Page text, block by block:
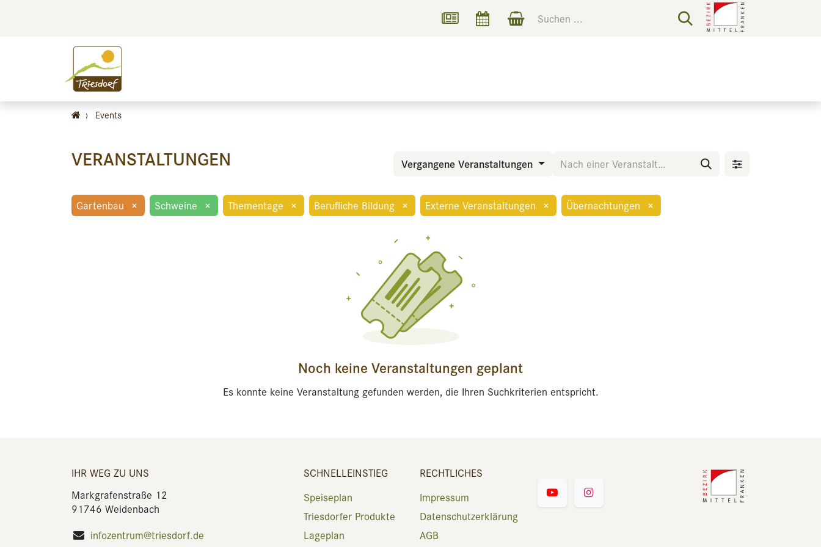
› Events
VERANSTALTUNGEN Vergangene Veranstaltungen
Gartenbau × Schweine × Thementage × Berufliche Bildung × Externe Veranstaltungen × Übernachtungen ×
Noch keine Veranstaltungen geplant
Es konnte keine Veranstaltung gefunden werden, die Ihren Suchkriterien entspricht.
IHR WEG ZU UNS
Markgrafenstraße 12
91746 Weidenbach
infozentrum@triesdorf.de
SCHNELLEINSTIEG
Speiseplan
Triesdorfer Produkte
Lageplan
RECHTLICHES
Impressum
Datenschutzerklärung
AGB